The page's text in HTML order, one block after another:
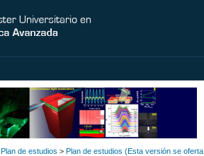
Plan de estudios > Plan de estudios (Esta versión se oferta